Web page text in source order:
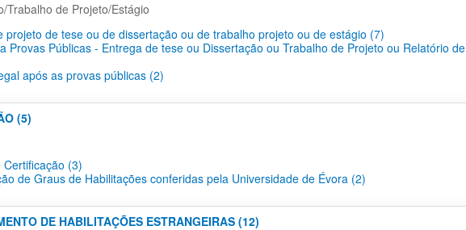
Trabalho de Projeto/Estágio
projeto de tese ou de dissertação ou de trabalho projeto ou de estágio (7)
Provas Públicas - Entrega de tese ou Dissertação ou Trabalho de Projeto ou Relatório de
após as provas públicas (2)
(5)
(3)
de Graus de Habilitações conferidas pela Universidade de Évora (2)
DE HABILITAÇÕES ESTRANGEIRAS (12)